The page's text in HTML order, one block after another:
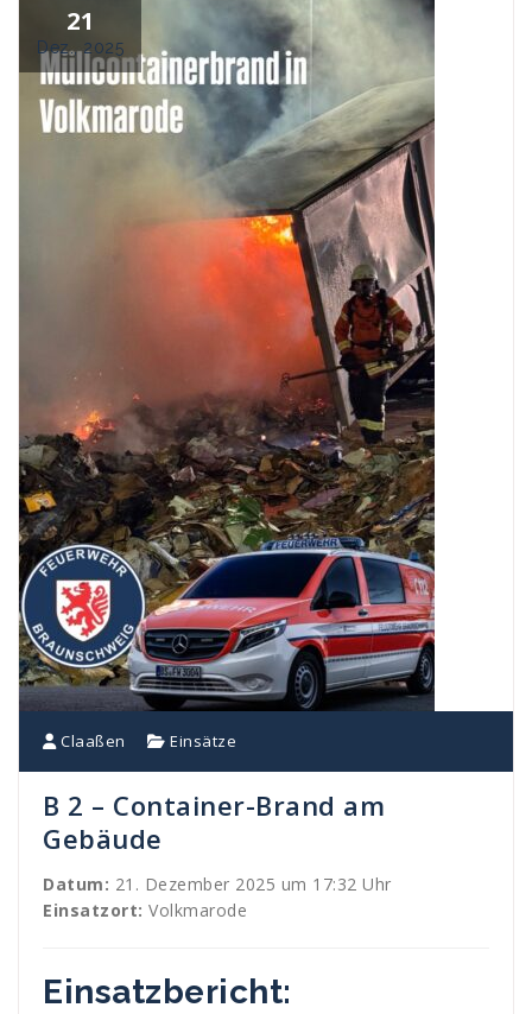
21
Dez., 2025
Claaßen Einsätze
B 2 – Container-Brand am
Gebäude
Datum: 21. Dezember 2025 um 17:32 Uhr
Einsatzort: Volkmarode
Einsatzbericht: